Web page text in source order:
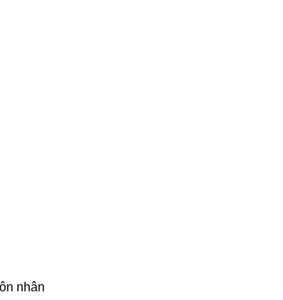
nhân